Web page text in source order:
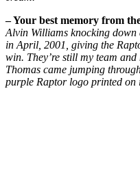
– Your best memory from
Alvin Williams knocking
in April, 2001, giving the
win. They’re still my team
Thomas came jumping
purple Raptor logo printed on